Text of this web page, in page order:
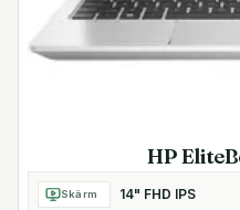
HP
Skärm 14" FHD IPS